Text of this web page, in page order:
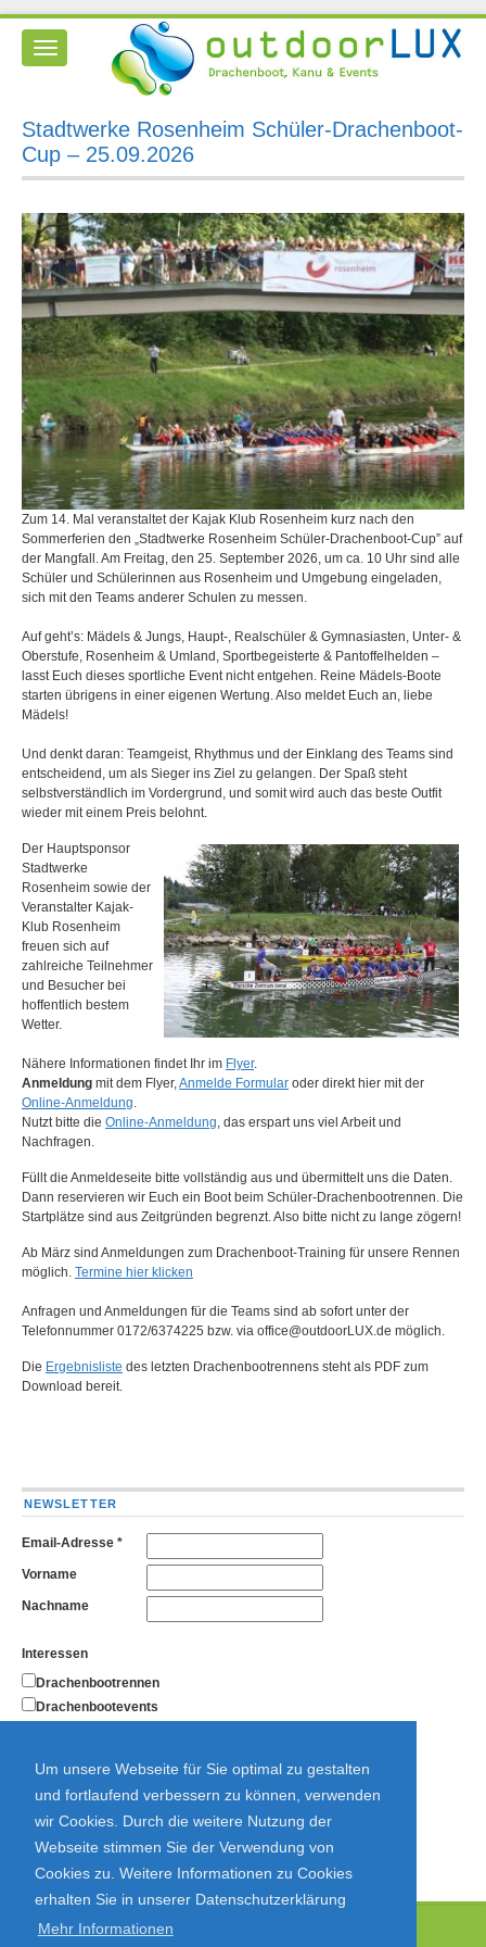
Um unsere Webseite für Sie optimal zu gestalten
und fortlaufend verbessern zu können, verwenden
wir Cookies. Durch die weitere Nutzung der
Webseite stimmen Sie der Verwendung von
Cookies zu. Weitere Informationen zu Cookies
erhalten Sie in unserer Datenschutzerklärung
Mehr Informationen
Toggle
Stadtwerke Rosenheim Schüler-Drachenboot-
Cup – 25.09.2026
Zum 14. Mal veranstaltet der Kajak Klub Rosenheim kurz nach den
Sommerferien den „Stadtwerke Rosenheim Schüler-Drachenboot-Cup” auf
der Mangfall. Am Freitag, den 25. September 2026, um ca. 10 Uhr sind alle
Schüler und Schülerinnen aus Rosenheim und Umgebung eingeladen,
sich mit den Teams anderer Schulen zu messen.
Auf geht’s: Mädels & Jungs, Haupt-, Realschüler & Gymnasiasten, Unter- &
Oberstufe, Rosenheim & Umland, Sportbegeisterte & Pantoffelhelden –
lasst Euch dieses sportliche Event nicht entgehen. Reine Mädels-Boote
starten übrigens in einer eigenen Wertung. Also meldet Euch an, liebe
Mädels!
Und denkt daran: Teamgeist, Rhythmus und der Einklang des Teams sind
entscheidend, um als Sieger ins Ziel zu gelangen. Der Spaß steht
selbstverständlich im Vordergrund, und somit wird auch das beste Outfit
wieder mit einem Preis belohnt.
Der Hauptsponsor
Stadtwerke
Rosenheim sowie der
Veranstalter Kajak-
Klub Rosenheim
freuen sich auf
zahlreiche Teilnehmer
und Besucher bei
hoffentlich bestem
Wetter.
Nähere Informationen findet Ihr im Flyer.
Anmeldung mit dem Flyer, Anmelde Formular oder direkt hier mit der
Online-Anmeldung
Nutzt bitte die Online-Anmeldung , das erspart uns viel Arbeit und
Nachfragen.
Füllt die Anmeldeseite bitte vollständig aus und übermittelt uns die Daten.
Dann reservieren wir Euch ein Boot beim Schüler-Drachenbootrennen. Die
Startplätze sind aus Zeitgründen begrenzt. Also bitte nicht zu lange zögern!
Ab März sind Anmeldungen zum Drachenboot-Training für unsere Rennen
möglich. Termine hier klicken
Anfragen und Anmeldungen für die Teams sind ab sofort unter der
Telefonnummer 0172/6374225 bzw. via office@outdoorLUX.de möglich.
Die Ergebnisliste des letzten Drachenbootrennens steht als PDF zum
Download bereit.
NEWSLETTER
Email-Adresse *
Vorname
Nachname
Interessen
Drachenbootrennen
Drachenbootevents
Allgemein